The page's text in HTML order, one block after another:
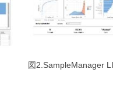
LIMSのデー